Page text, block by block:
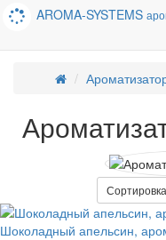
AROMA-SYSTEMS
Сортировка
Шоколадный апельсин,